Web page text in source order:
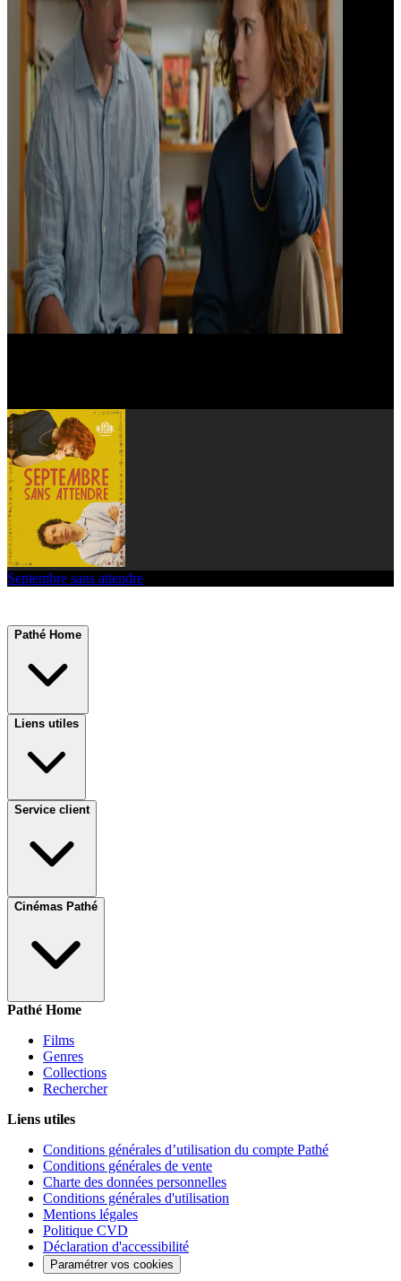
Septembre sans attendre
Pathé Home
Liens utiles
Service client
Cinémas Pathé
Pathé Home
Films
Genres
Collections
Rechercher
Liens utiles
Conditions générales d’utilisation du compte Pathé
Conditions générales de vente
Charte des données personnelles
Conditions générales d'utilisation
Mentions légales
Politique CVD
Déclaration d'accessibilité
Paramétrer vos cookies